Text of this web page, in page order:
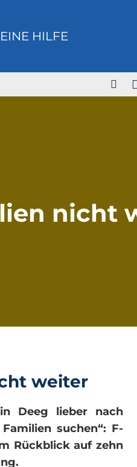
HILFE
nicht
weiter
Deeg lieber nach
suchen“: F-
Rückblick auf zehn